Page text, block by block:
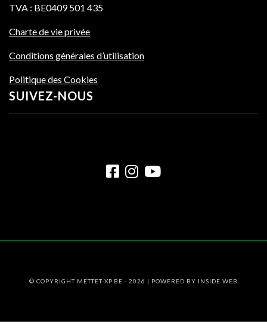
TVA : BE0409 501 435
Charte de vie privée
Conditions générales d’utilisation
Politique des Cookies
SUIVEZ-NOUS
© COPYRIGHT METTET-XP.BE - 2026 | POWERED BY INSIDE WEB